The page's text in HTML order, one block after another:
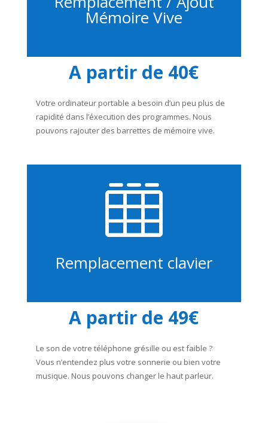
Mémoire Vive
A partir de 40€
Votre ordinateur portable a besoin d’un peu plus de
rapidité dans l’éxecution des programmes. Nous
pouvons rajouter des barrettes de mémoire vive.

Remplacement clavier
A partir de 49€
Le son de votre téléphone grésille ou est faible ?
Vous n’entendez plus votre sonnerie ou bien votre
musique. Nous pouvons changer le haut parleur.